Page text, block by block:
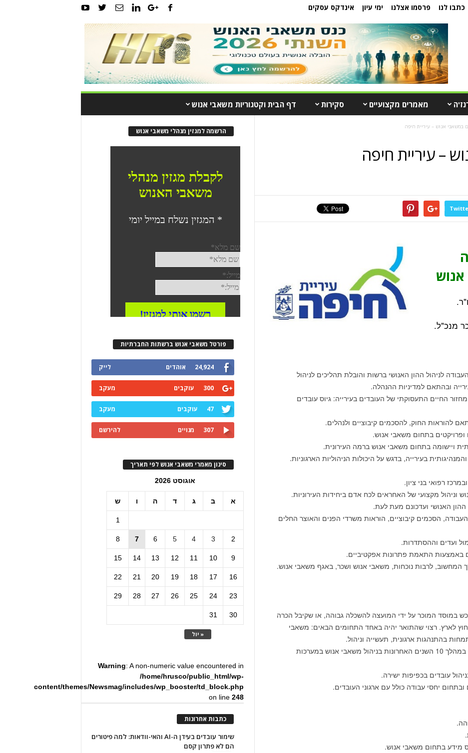
כתבו לנו פרסמו אצלנו ימי עיון אינדקס עסקים
מאמרים מקצועיים סקירות דף הבית וקטגוריות משאבי אנוש
במשאבי אנוש – עיריית חיפה
– עיריית חיפה
לניהול ההון האנושי ברשות והובלת תהליכים לניהול
ובהתאם למדיניות ההנהלה.
החיים התעסוקתי של העובדים בעירייה: גיוס עובדים
להוראות החוק, להסכמים קיבוציים ולנהלים.
ופרויקטים בתחום משאבי אנוש.
ויישומה בתחום משאבי אנוש ברמה העירונית.
בעירייה, בדגש על היכולות הניהוליות הארגוניות.
רפואי בני ציון.
וניהול מקצועי של האחראים לכח אדם ביחידות העירוניות.
האנושי ועדכונם מעת לעת.
הסכמים קיבוציים, הוראות משרדי הפנים והאוצר החלים
מול ועדים וההסתדרות.
באמצעות התאמת פתרונות אפקטיביים.
המחשוב, לרבות נוכחות, משאבי אנוש ושכר, באגף משאבי אנוש.
במוסד המוכר על ידי המועצה להשכלה גבוהה, או שקיבל הכרה
לארץ. רצוי שהתואר יהיה באחד התחומים הבאים: משאבי
בהתנהגות ארגונית, תעשייה וניהול.
ניסיון מקצועי של שבע שנים לפחות, במהלך 10 השנים האחרונות בניהול משאבי אנוש במערכות
עובדים בכפיפות ישירה.
יחסי עבודה כולל עם ארגוני העובדים.
מידע בתחום משאבי אנוש.
הרשמה למגזין מנהלי משאבי אנוש
פורטל משאבי אנוש ברשתות החברתיות
24,924 אוהדים לייק
300 עוקבים מעקב
47 עוקבים מעקב
307 מנויים להירשם
סינון מאמרי משאבי אנוש לפי תאריך
אוגוסט 2026
א ב ג ד ה ו ש
« יול
1
2
3
4
5
6
7
8
9
10
11
12
13
14
15
16
17
18
19
20
21
22
23
24
25
26
27
28
29
30
31
Warning: A non-numeric value encountered in
/home/hrusco/public_html/wp-
content/themes/Newsmag/includes/wp_booster/td_block.php
on line248
כתבות אחרונות
שימור עובדים בעידן ה-AI והאי-וודאות: למה פיטורים
הם לא פתרון קסם